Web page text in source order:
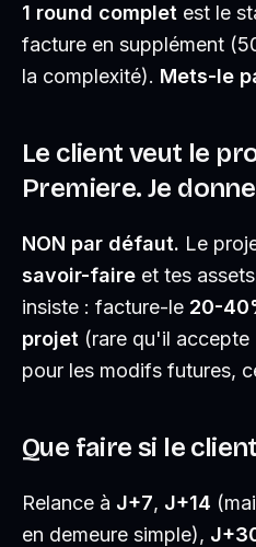
1 round complet est le
facture en supplément
la complexité). Mets-le
Le client veut le
Premiere. Je
NON par défaut. Le
savoir-faire et tes
insiste : facture-le 20-
projet (rare qu'il
pour les modifs futures,
Que faire si le
Relance à J+7, J+14
en demeure simple),